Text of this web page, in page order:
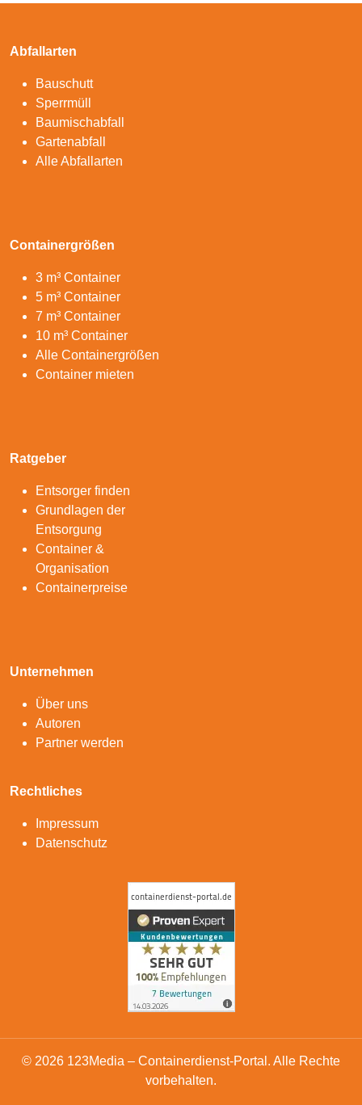
Abfallarten
Bauschutt
Sperrmüll
Baumischabfall
Gartenabfall
Alle Abfallarten
Containergrößen
3 m³ Container
5 m³ Container
7 m³ Container
10 m³ Container
Alle Containergrößen
Container mieten
Ratgeber
Entsorger finden
Grundlagen der
Entsorgung
Container &
Organisation
Containerpreise
Unternehmen
Über uns
Autoren
Partner werden
Rechtliches
Impressum
Datenschutz
© 2026 123Media – Containerdienst-Portal. Alle Rechte
vorbehalten.